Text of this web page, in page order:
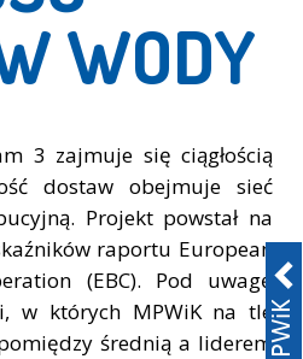
i Peronowej. Od 8
i pasażerów MPK
WODY
3 zajmuje się ciągłością
dostaw obejmuje sieć
Projekt powstał na
raportu European
(EBC). Pod uwagę
w których MPWiK na tle
średnią a liderem